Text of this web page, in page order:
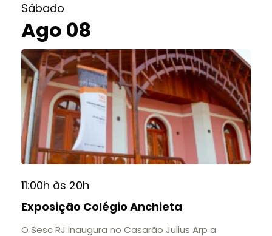
Sábado
Ago 08
11:00h às 20h
Exposição Colégio Anchieta
O Sesc RJ inaugura no Casarão Julius Arp a